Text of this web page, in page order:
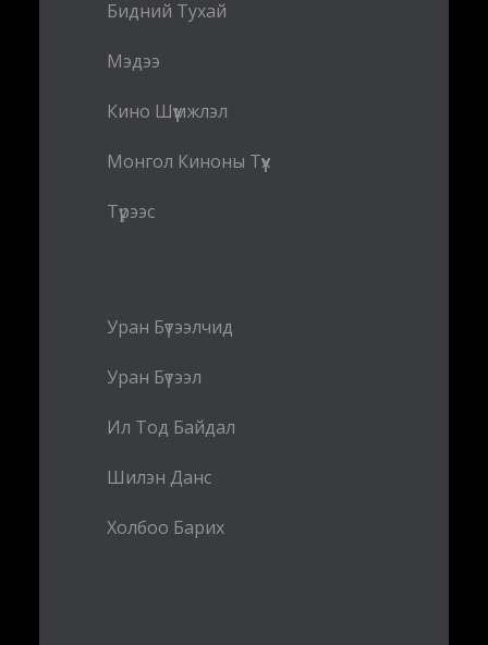
Бидний Тухай
Мэдээ
Кино Шүүмжлэл
Монгол Киноны Түүх
Түрээс
Уран Бүтээлчид
Уран Бүтээл
Ил Тод Байдал
Шилэн Данс
Холбоо Барих